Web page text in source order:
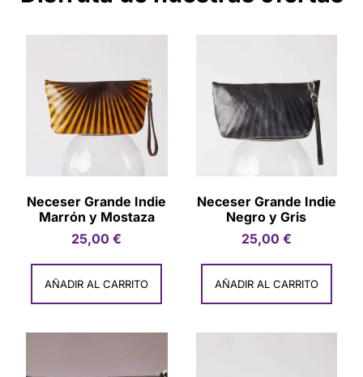
Neceser Grande Indie
Marrón y Mostaza
25,00€
AÑADIR AL CARRITO
Neceser Grande Indie
Negro y Gris
25,00 €
AÑADIR AL CARRITO